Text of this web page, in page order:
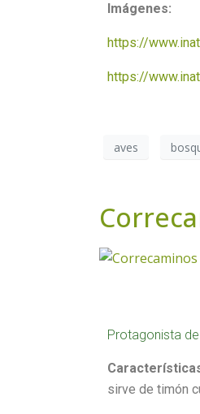
Imágenes:
https://
https://
aves
Protagonista
sirve de timón